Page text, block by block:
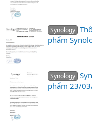
Synology
phẩm
Synology
phẩm 23/